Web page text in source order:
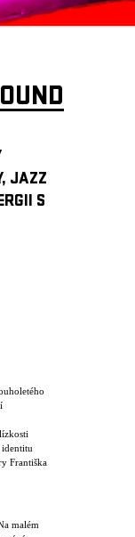
JAZZ
S
Františka
malém